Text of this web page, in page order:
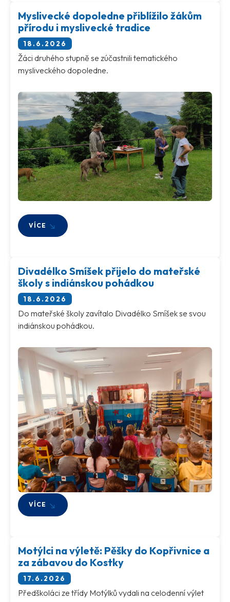
Myslivecké dopoledne přiblížilo žákům
přírodu i myslivecké tradice
18.6.2026
Žáci druhého stupně se zúčastnili tematického
mysliveckého dopoledne.
VÍCE
Divadélko Smíšek přijelo do mateřské
školy s indiánskou pohádkou
18.6.2026
Do mateřské školy zavítalo Divadélko Smíšek se svou
indiánskou pohádkou.
VÍCE
Motýlci na výletě: Pěšky do Kopřivnice a
za zábavou do Kostky
17.6.2026
Předškoláci ze třídy Motýlků vydali na celodenní výlet